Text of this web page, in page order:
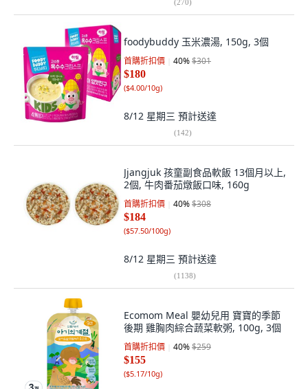
(270)
foodybuddy 玉米濃湯, 150g, 3個
首購折扣價 40%$301
$180
($4.00/10g)
8/12 星期三 預計送達
(142)
Jjangjuk 孩童副食品軟飯 13個月以上,
2個, 牛肉番茄燉飯口味, 160g
首購折扣價 40%$308
$184
($57.50/100g)
8/12 星期三 預計送達
(1138)
Ecomom Meal 嬰幼兒用 寶寶的季節
後期 雞胸肉綜合蔬菜軟粥, 100g, 3個
首購折扣價 40%$259
$155
($5.17/10g)